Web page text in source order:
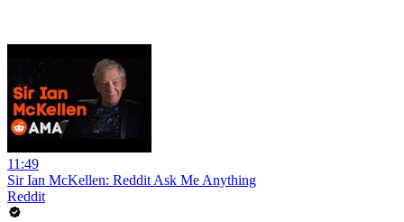
11:49
Sir Ian McKellen: Reddit Ask Me Anything
Reddit